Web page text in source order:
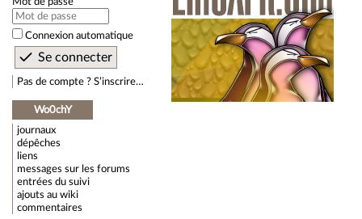
Connexion automatique
Pas de compte ? S’inscrire…
Wo0chY
journaux
dépêches
liens
messages sur les forums
entrées du suivi
ajouts au wiki
commentaires